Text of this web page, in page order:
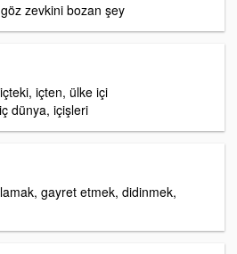
zevkini bozan şey
içten, ülke içi
dünya, içişleri
gayret etmek, didinmek,